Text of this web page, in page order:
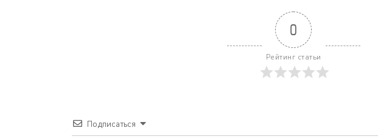
0
Рейтинг статьи
Подписаться